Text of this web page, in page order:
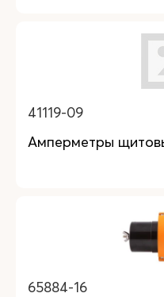
41119-09
Амперметры
65884-16